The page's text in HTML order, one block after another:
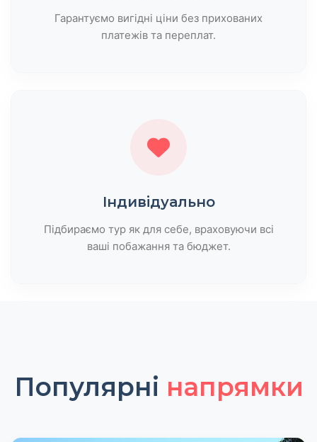
Гарантуємо вигідні ціни без прихованих
платежів та переплат.
Індивідуально
Підбираємо тур як для себе, враховуючи всі
ваші побажання та бюджет.
Популярні напрямки